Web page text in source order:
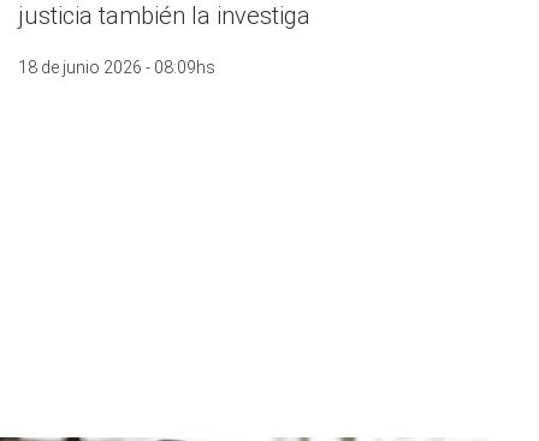
justicia también la investiga
18 de junio 2026 - 08:09hs